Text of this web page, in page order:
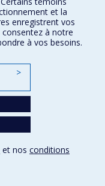
Paramètres des témoins
et la
enregistrent vos
à notre
à vos besoins.
>
et nos conditions